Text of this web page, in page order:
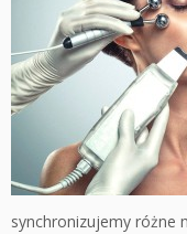
synchronizujemy różne